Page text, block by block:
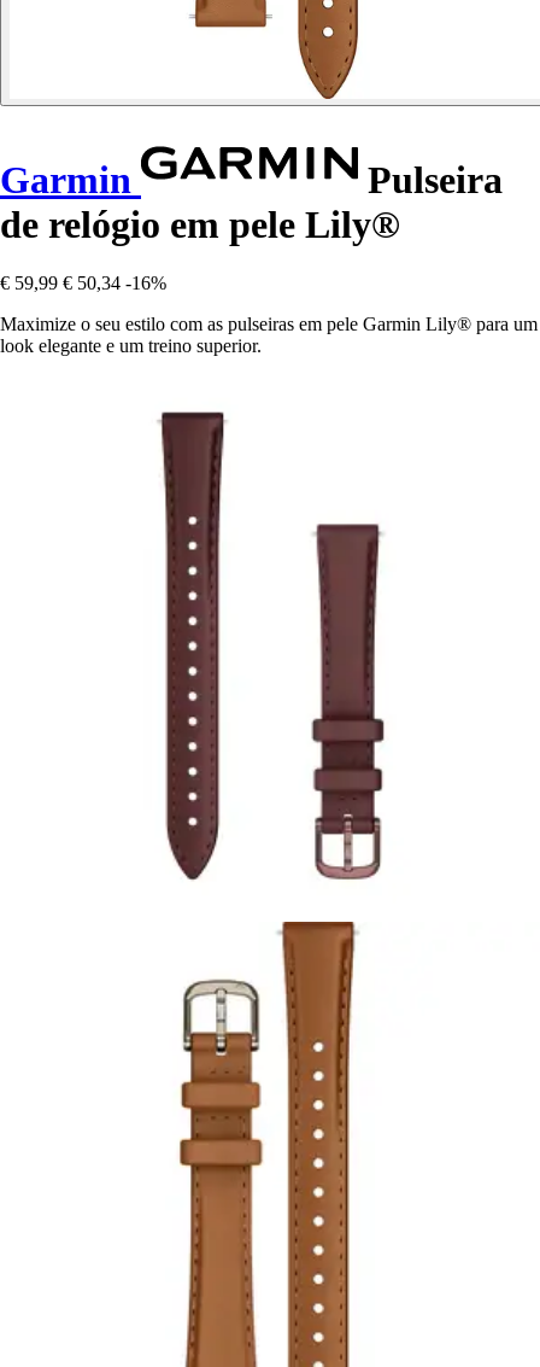
Garmin
Pulseira
de relógio em pele Lily®
€ 59,99 € 50,34 -16%
Maximize o seu estilo com as pulseiras em pele Garmin Lily® para um
look elegante e um treino superior.